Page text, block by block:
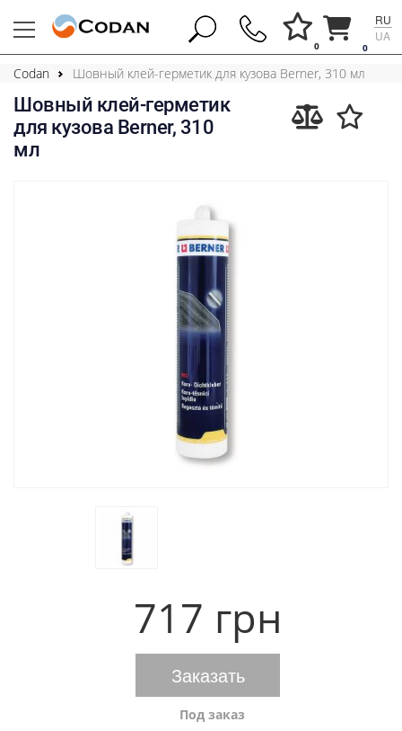
0
0
RU
UA
Codan Шовный клей-герметик для кузова Berner, 310 мл
Шовный клей-герметик
для кузова Berner, 310
мл
717 грн
Заказать
Под заказ